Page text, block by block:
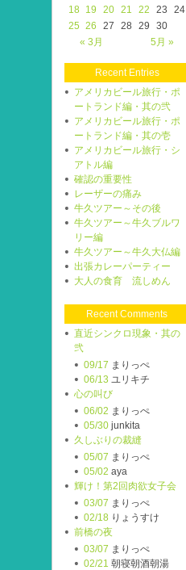
« 3月 5月 »
18
19 20 21 22 23
24
25 26 27 28 29 30
Recent Entries
アメリカビール旅行・ポ
ートランド編・其の弐
アメリカビール旅行・ポ
ートランド編・其の壱
アメリカビール旅行・シ
アトル編
確認の重要性
レーザーの痛み
牛久ツアー～その後
牛久ツアー～牛久ブルワ
リー編
牛久ツアー～牛久大仏編
出張カレーパーティー
大人の食育 流しめん
Recent Comments
直近シンクロ現象・其の
弐
09/17 まりっぺ
06/13 ユリキチ
心の叫び
06/02 まりっぺ
05/30 junkita
久しぶりの裁縫
05/07 まりっぺ
05/02 aya
輝け！第2回肉欲女子会
03/07 まりっぺ
02/18 りょうすけ
前橋の夜
03/07 まりっぺ
02/21 朝寝朝酒朝湯